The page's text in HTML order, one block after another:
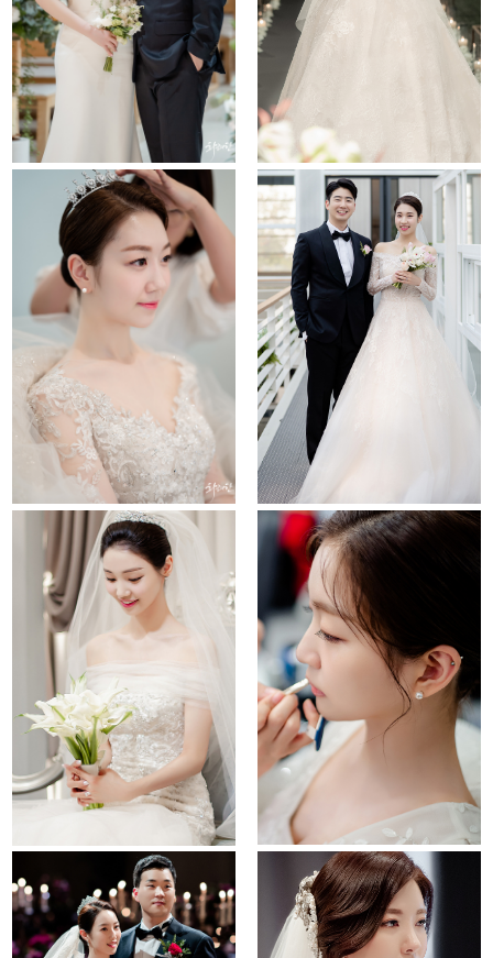
the chapel le meridien
sindorim ramada la cucina
it convention noblevalenti